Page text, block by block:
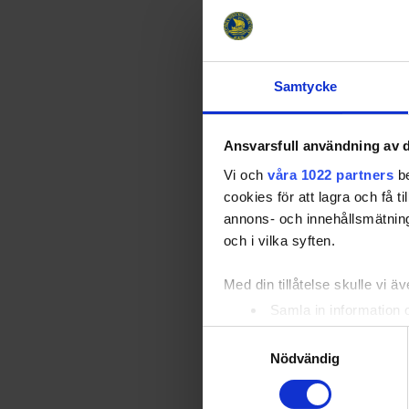
Samtycke
Ansvarsfull användning av
Vi och våra 1022 partners
cookies för att lagra och få
annons- och
och i vilka syften.
Med din tillåtelse skulle vi
Samla in information
Identifiera din enhet
Ta reda på mer om hur
eller dra tillbaka ditt
Nödvändig
28
29
33